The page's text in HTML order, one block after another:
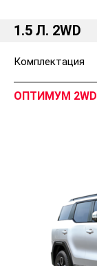
1.5 Л. 2WD
Комплектация
ОПТИМУМ 2WD